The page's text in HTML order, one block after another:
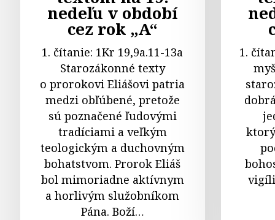
nedeľu v období
cez rok „A“
1. čítanie: 1Kr 19,9a.11-13a
Starozákonné texty
o prorokovi Eliášovi patria
medzi obľúbené, pretože
sú poznačené ľudovými
tradíciami a veľkým
teologickým a duchovným
bohatstvom. Prorok Eliáš
bol mimoriadne aktívnym
a horlivým služobníkom
Pána. Boží…
1.